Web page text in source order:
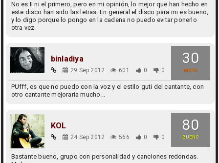
No es II ni el primero, pero en mi opinión, lo mejor que han hecho en
este disco han sido las letras. En general el disco para mi es bueno,
y lo digo porque lo pongo en la cadena no puedo evitar ponerlo
otra vez.
30
MALO
binladiya
29 Sep 2012 601 0 0
PUfff, es que no puedo con la voz y el estilo guti del cantante, con
otro cantante mejoraría mucho...
80
BUENO
KOL
24 Sep 2012 566 0 0
Bastante bueno, grupo con personalidad y canciones redondas.